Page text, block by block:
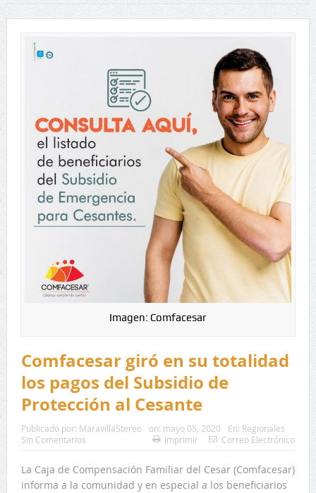
Imagen: Comfacesar
Comfacesar giró en su totalidad
los pagos del Subsidio de
Protección al Cesante
Publicado por: MaravillaStereo on: mayo 05, 2020 En: Regionales
Sin Comentarios
Imprimir Correo Electrónico
La Caja de Compensación Familiar del Cesar (Comfacesar)
informa a la comunidad y en especial a los beneficiarios